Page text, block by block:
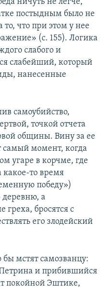
ничуть не легче,
постыдным было не
то, что при этом у нее
(с. 155). Логика
слабого и
слабейший, который
нанесенные
самоубийство,
точкой отчета
общины. Вину за ее
самый момент, когда
угаре в корчме, где
какое-то время
победу»)
а
греха, бросятся с
его злодейский
бы мстят самозванцу:
и прибившийся
покойной Эштике,